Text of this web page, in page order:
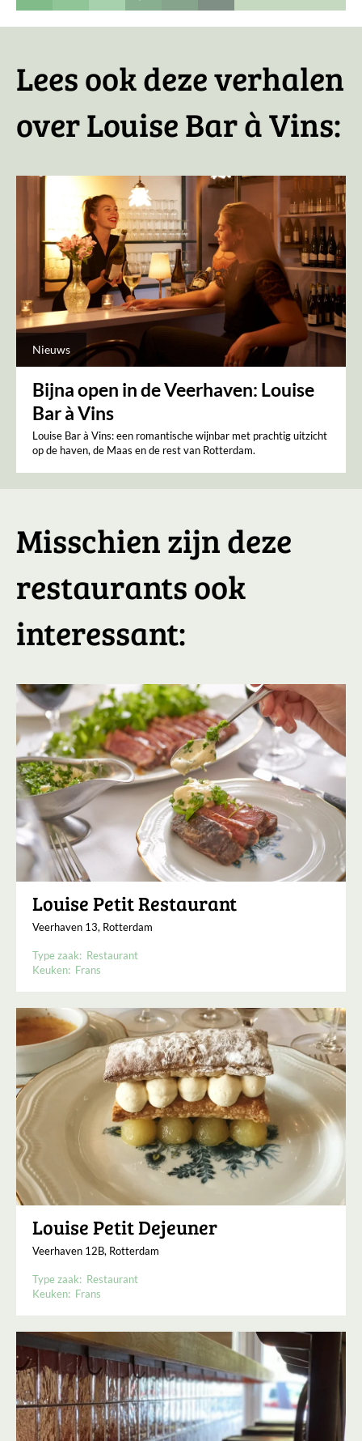
Lees ook deze verhalen
over Louise Bar à Vins:
Nieuws
Bijna open in de Veerhaven: Louise
Bar à Vins
Louise Bar à Vins: een romantische wijnbar met prachtig uitzicht
op de haven, de Maas en de rest van Rotterdam.
Misschien zijn deze
restaurants ook
interessant:
Louise Petit Restaurant
Veerhaven 13, Rotterdam
Type zaak: Restaurant
Keuken: Frans
Louise Petit Dejeuner
Veerhaven 12B, Rotterdam
Type zaak: Restaurant
Keuken: Frans